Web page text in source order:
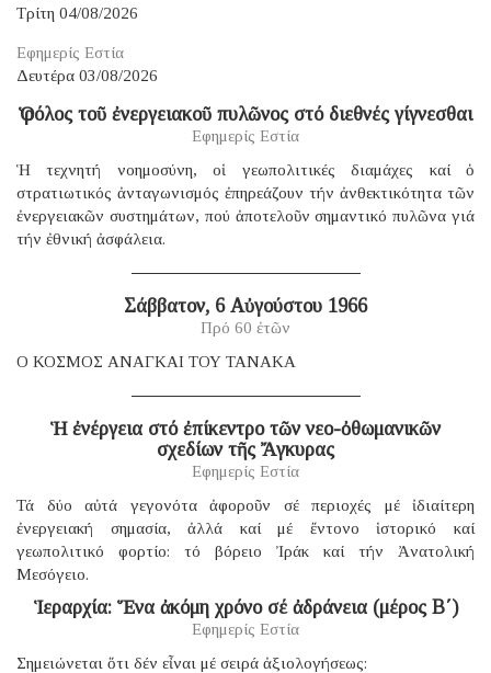
Τρίτη 04/08/2026
Εφημερίς Εστία
Δευτέρα 03/08/2026
Ὁ ρόλος τοῦ ἐνεργειακοῦ πυλῶνος στό διεθνές γίγνεσθαι
Εφημερίς Εστία
Ἡ τεχνητή νοημοσύνη, οἱ γεωπολιτικές διαμάχες καί ὁ
στρατιωτικός ἀνταγωνισμός ἐπηρεάζουν τήν ἀνθεκτικότητα τῶν
ἐνεργειακῶν συστημάτων, πού ἀποτελοῦν σημαντικό πυλῶνα γιά
τήν ἐθνική ἀσφάλεια.
Σάββατον, 6 Αὐγούστου 1966
Πρό 60 ἐτῶν
Ο ΚΟΣΜΟΣ ΑΝΑΓΚΑΙ ΤΟΥ ΤΑΝΑΚΑ
Ἡ ἐνέργεια στό ἐπίκεντρο τῶν νεο-ὀθωμανικῶν
σχεδίων τῆς Ἄγκυρας
Εφημερίς Εστία
Τά δύο αὐτά γεγονότα ἀφοροῦν σέ περιοχές μέ ἰδιαίτερη
ἐνεργειακή σημασία, ἀλλά καί μέ ἔντονο ἱστορικό καί
γεωπολιτικό φορτίο: τό βόρειο Ἰράκ καί τήν Ἀνατολική
Μεσόγειο.
Ἱεραρχία: Ἕνα ἀκόμη χρόνο σέ ἀδράνεια (μέρος B΄)
Εφημερίς Εστία
Σημειώνεται ὅτι δέν εἶναι μέ σειρά ἀξιολογήσεως: